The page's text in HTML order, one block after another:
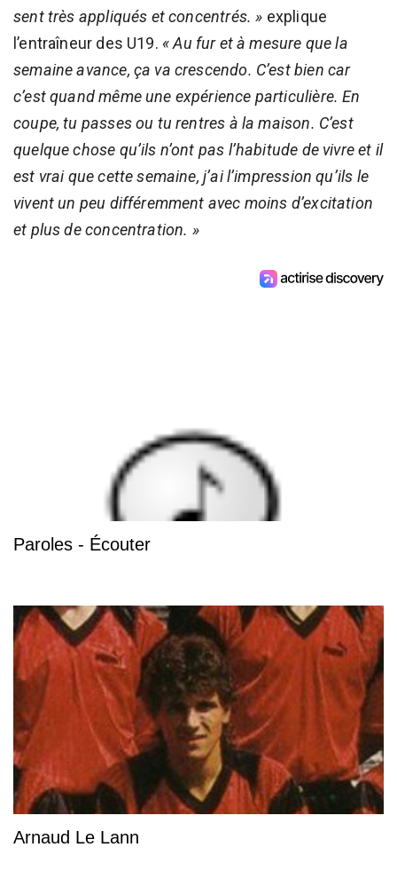
sent très appliqués et concentrés. » explique
l’entraîneur des U19. « Au fur et à mesure que la
semaine avance, ça va crescendo. C’est bien car
c’est quand même une expérience particulière. En
coupe, tu passes ou tu rentres à la maison. C’est
quelque chose qu’ils n’ont pas l’habitude de vivre et il
est vrai que cette semaine, j’ai l’impression qu’ils le
vivent un peu différemment avec moins d’excitation
et plus de concentration. »
Paroles - Écouter
Arnaud Le Lann